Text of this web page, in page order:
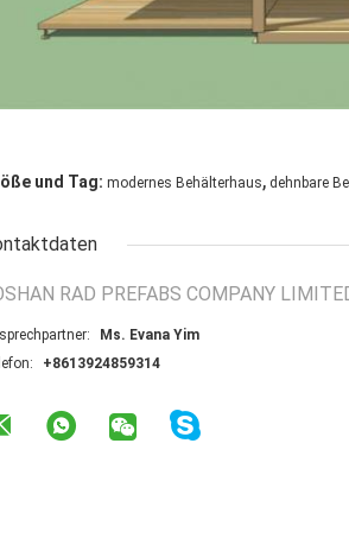
und Tag: modernes Behälterhaus, dehnbare
RAD PREFABS COMPANY
Ms. Evana Yim
+8613924859314